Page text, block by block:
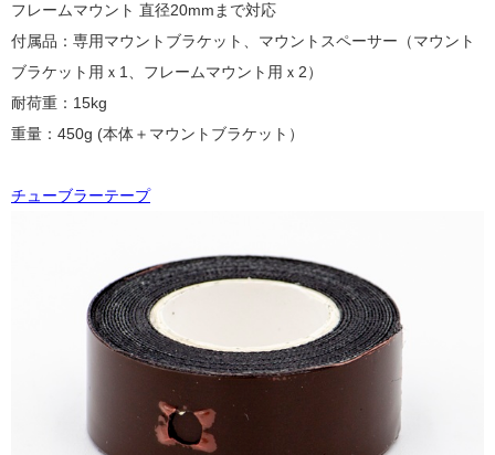
フレームマウント 直径20mmまで対応
付属品：専用マウントブラケット、マウントスペーサー（マウント
ブラケット用ｘ1、フレームマウント用ｘ2）
耐荷重：15kg
重量：450g (本体＋マウントブラケット）
チューブラーテープ